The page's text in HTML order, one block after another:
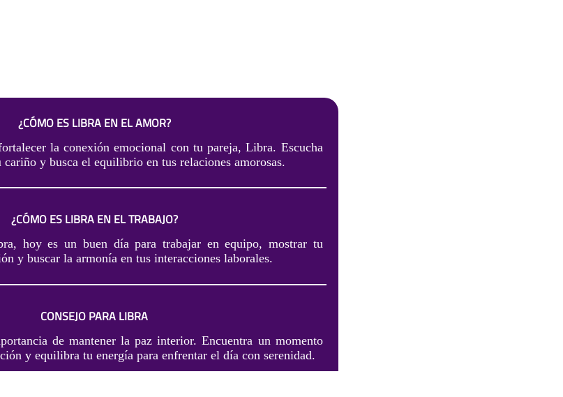
¿CÓMO ES LIBRA EN EL AMOR?
la conexión emocional con tu pareja, Libra. Escucha
cariño y busca el equilibrio en tus relaciones amorosas.
¿CÓMO ES LIBRA EN EL TRABAJO?
hoy es un buen día para trabajar en equipo, mostrar tu
y buscar la armonía en tus interacciones laborales.
CONSEJO PARA LIBRA
de mantener la paz interior. Encuentra un momento
y equilibra tu energía para enfrentar el día con serenidad.